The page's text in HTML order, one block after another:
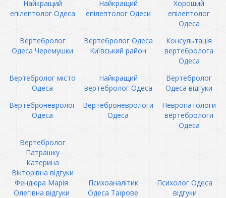
Найкращий
епілептолог Одеса
Найкращий
епілептолог Одеси
Хороший
епілептолог
Одеса
Вертебролог
Одеса Черемушки
Вертебролог Одеса
Київський район
Консультація
вертебролога
Одеса
Вертебролог місто
Одеса
Найкращий
вертебролог Одеса
Вертебролог
Одеса відгуки
Вертеброневролог
Одеса
Вертеброневрологи
Одеса
Невропатологи
вертебрологи
Одеса
Вертебролог
Патрашку
Катерина
Вікторівна відгуки
Фендюра Марія
Олегівна відгуки
Психоаналітик
Одеса Таїрове
Психолог Одеса
відгуки